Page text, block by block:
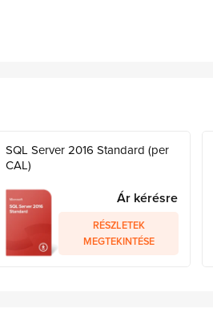
SQL Server 2016 Standard (per
CAL)
Ár kérésre
RÉSZLETEK
MEGTEKINTÉSE